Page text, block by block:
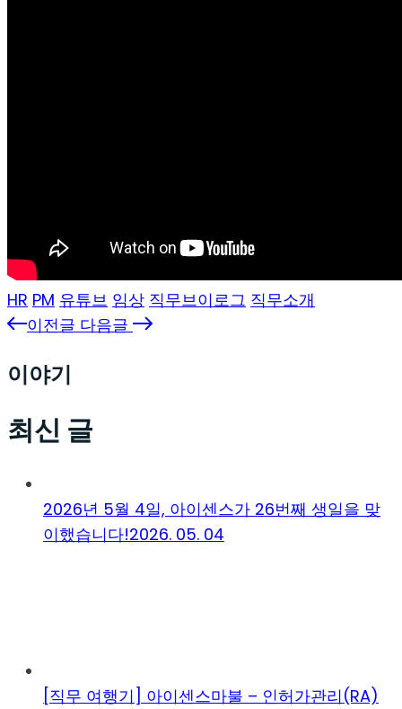
HR PM 유튜브 임상 직무브이로그 직무소개
이전글 다음글
이야기
최신 글
2026년 5월 4일, 아이센스가 26번째 생일을 맞
이했습니다!2026. 05. 04
[직무 여행기] 아이센스마불 – 인허가관리(RA)